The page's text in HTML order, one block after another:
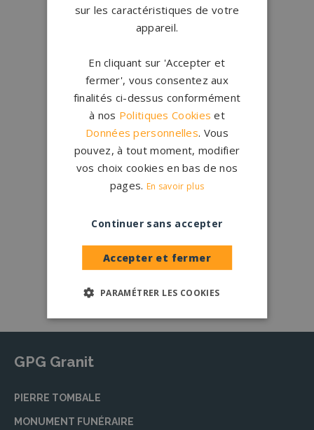
Qui sommes-nous ?
Créations sur-mesure
Configurateur
1.200 partenairesen France
Nos partenaires
Large choix de granits et de
coloris
Nos granits
GPG Granit
PIERRE TOMBALE
MONUMENT FUNÉRAIRE
sur les caractéristiques de votre
appareil.
En cliquant sur 'Accepter et
fermer', vous consentez aux
finalités ci-dessus conformément
à nos Politiques Cookies et
Données personnelles. Vous
pouvez, à tout moment, modifier
vos choix cookies en bas de nos
pages. En savoir plus
Accepter et fermer
Continuer sans accepter
PARAMÉTRER LES COOKIES